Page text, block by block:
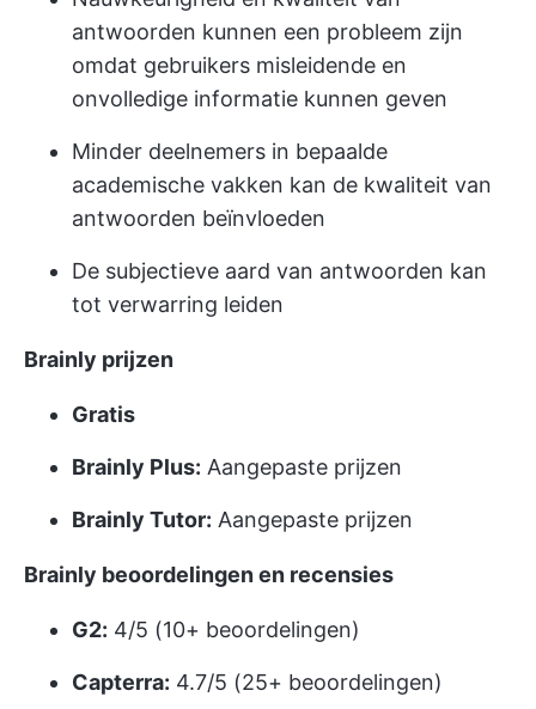
antwoorden kunnen een probleem zijn
omdat gebruikers misleidende en
onvolledige informatie kunnen geven
Minder deelnemers in bepaalde
academische vakken kan de kwaliteit van
antwoorden beïnvloeden
De subjectieve aard van antwoorden kan
tot verwarring leiden
Brainly prijzen
Gratis
Brainly Plus: Aangepaste prijzen
Brainly Tutor: Aangepaste prijzen
Brainly beoordelingen en recensies
G2: 4/5 (10+ beoordelingen)
Capterra: 4.7/5 (25+ beoordelingen)